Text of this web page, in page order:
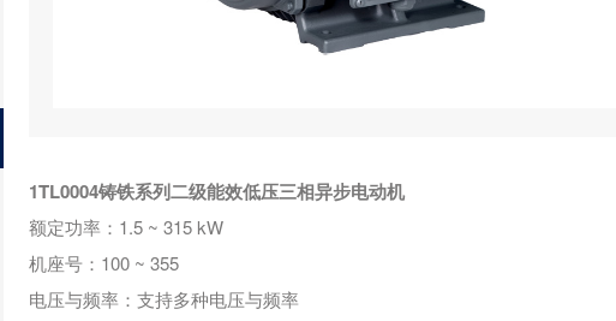
1TL0004铸铁系列二级能效低压三相异步电动机
额定功率： 1.5 ~ 315 kW
机座号： 100 ~ 355
电压与频率：支持多种电压与频率